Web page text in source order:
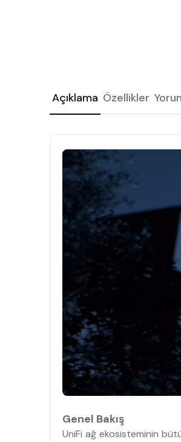
Açıklama Özellikler
Genel Bakış
UniFi ağ ekosisteminin